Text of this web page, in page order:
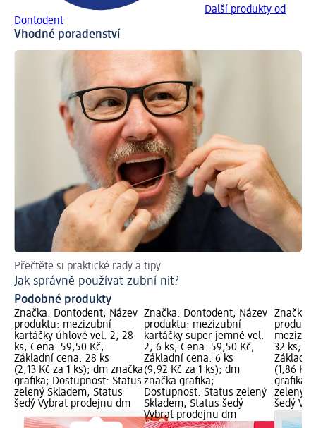
Další produkty od
Dontodent
Vhodné poradenství
Přečtěte si praktické rady a tipy
Jak správně používat zubní nit?
Podobné produkty
Značka: Dontodent; Název
produktu: mezizubní
kartáčky úhlové vel. 2, 28
ks; Cena: 59,50 Kč;
Základní cena: 28 ks
(2,13 Kč za 1 ks); dm značka
grafika; Dostupnost: Status
zelený Skladem, Status
šedý Vybrat prodejnu dm
Značka: Dontodent; Název
produktu: mezizubní
kartáčky super jemné vel.
2, 6 ks; Cena: 59,50 Kč;
Základní cena: 6 ks
(9,92 Kč za 1 ks); dm
značka grafika;
Dostupnost: Status zelený
Skladem, Status šedý
Vybrat prodejnu dm
Značka:
32 ks;
Základní
(1,86 Kč
grafika;
zelený
šedý